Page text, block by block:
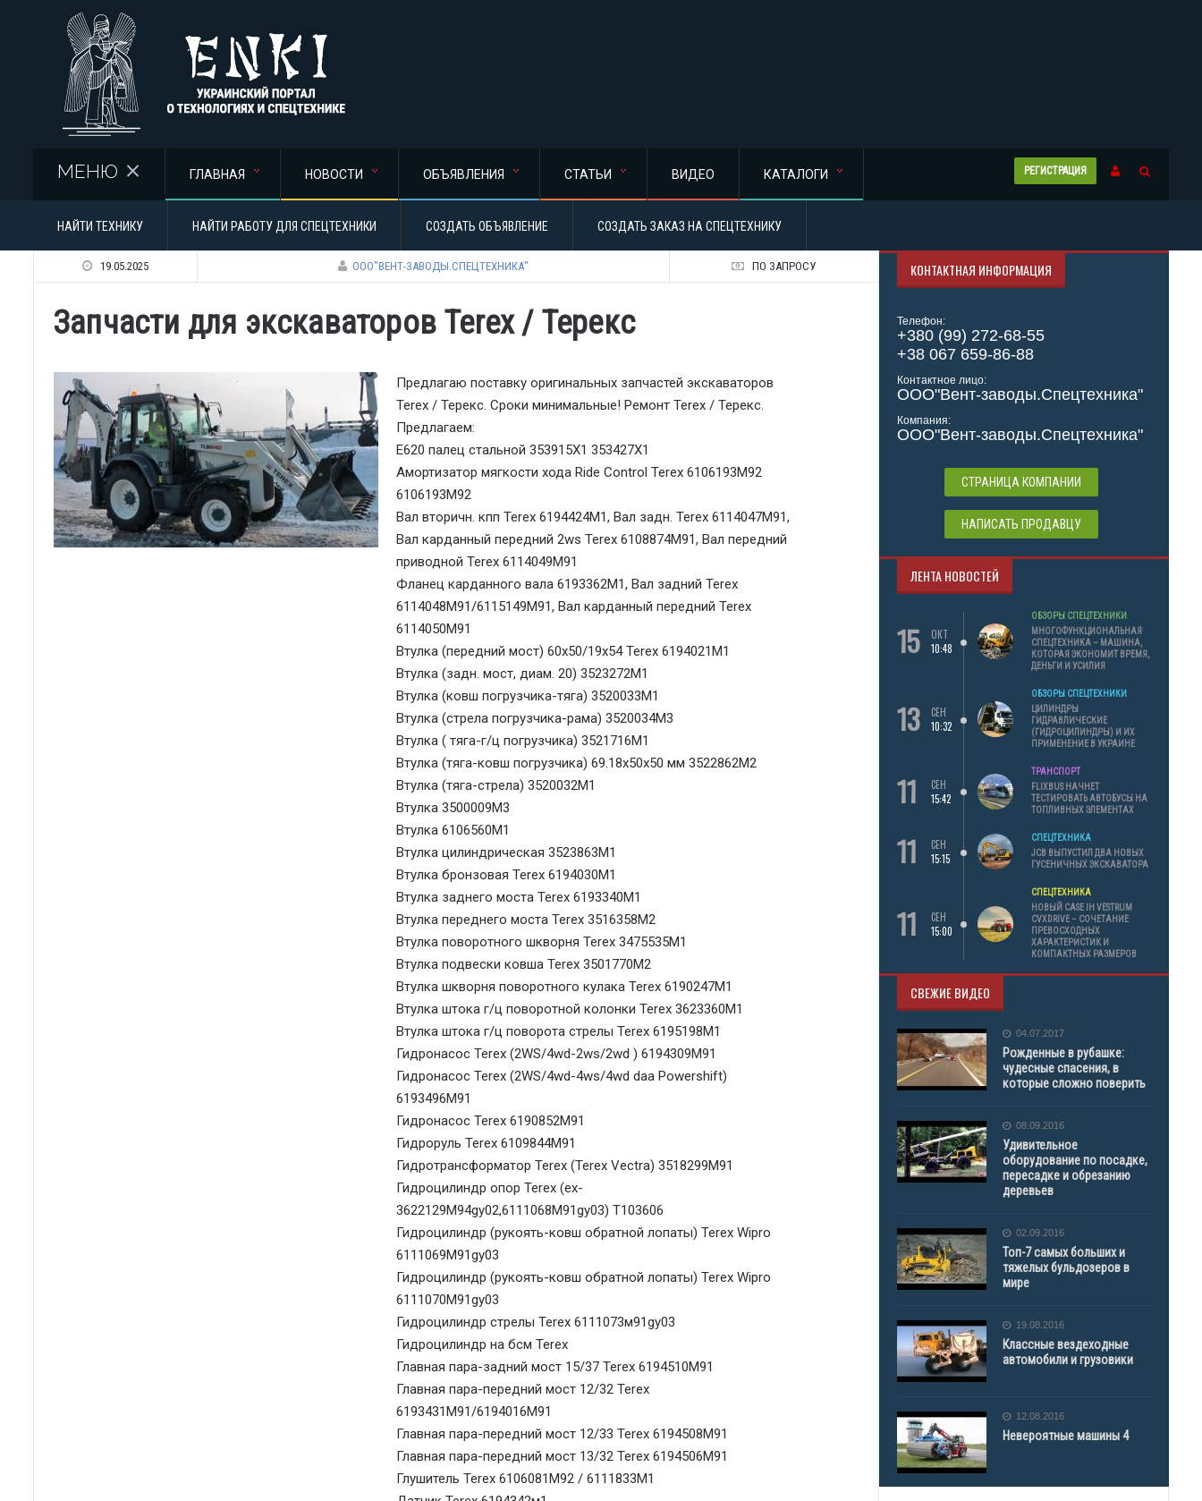
РЕГИСТРАЦИЯ
МЕНЮ ГЛАВНАЯ НОВОСТИ ОБЪЯВЛЕНИЯ СТАТЬИ ВИДЕО КАТАЛОГИ
НАЙТИ ТЕХНИКУ НАЙТИ РАБОТУ ДЛЯ СПЕЦТЕХНИКИ СОЗДАТЬ ОБЪЯВЛЕНИЕ СОЗДАТЬ ЗАКАЗ НА СПЕЦТЕХНИКУ
19.05.2025 ООО"ВЕНТ-ЗАВОДЫ.СПЕЦТЕХНИКА" ПО ЗАПРОСУ
Запчасти для экскаваторов Terex / Терекс
Предлагаю поставку оригинальных запчастей экскаваторов
Terex / Терекс. Сроки минимальные! Ремонт Terex / Терекс.
Предлагаем:
Е620 палец стальной 353915Х1 353427Х1
Амортизатор мягкости хода Ride Control Terex 6106193M92
6106193M92
Вал вторичн. кпп Terex 6194424M1, Вал задн. Terex 6114047M91,
Вал карданный передний 2ws Terex 6108874M91, Вал передний
приводной Terex 6114049M91
Фланец карданного вала 6193362М1, Вал задний Terex
6114048M91/6115149M91, Вал карданный передний Terex
6114050M91
Втулка (передний мост) 60х50/19х54 Terex 6194021M1
Втулка (задн. мост, диам. 20) 3523272M1
Втулка (ковш погрузчика-тяга) 3520033M1
Втулка (стрела погрузчика-рама) 3520034M3
Втулка ( тяга-г/ц погрузчика) 3521716M1
Втулка (тяга-ковш погрузчика) 69.18х50х50 мм 3522862M2
Втулка (тяга-стрела) 3520032M1
Втулка 3500009M3
Втулка 6106560M1
Втулка цилиндрическая 3523863M1
Втулка бронзовая Terex 6194030M1
Втулка заднего моста Terex 6193340M1
Втулка переднего моста Terex 3516358M2
Втулка поворотного шкворня Terex 3475535M1
Втулка подвески ковша Terex 3501770M2
Втулка шкворня поворотного кулака Terex 6190247M1
Втулка штока г/ц поворотной колонки Terex 3623360M1
Втулка штока г/ц поворота стрелы Terex 6195198M1
Гидронасос Terex (2WS/4wd-2ws/2wd ) 6194309M91
Гидронасос Terex (2WS/4wd-4ws/4wd daa Powershift)
6193496M91
Гидронасос Terex 6190852M91
Гидроруль Terex 6109844M91
Гидротрансформатор Terex (Terex Vectra) 3518299M91
Гидроцилиндр опор Terex (ex-
3622129M94gy02,6111068M91gy03) T103606
Гидроцилиндр (рукоять-ковш обратной лопаты) Terex Wipro
6111069M91gy03
Гидроцилиндр (рукоять-ковш обратной лопаты) Terex Wipro
6111070M91gy03
Гидроцилиндр стрелы Terex 6111073м91gy03
Гидроцилиндр на бсм Terex
Главная пара-задний мост 15/37 Terex 6194510M91
Главная пара-передний мост 12/32 Terex
6193431M91/6194016M91
Главная пара-передний мост 12/33 Terex 6194508M91
Главная пара-передний мост 13/32 Terex 6194506M91
Глушитель Terex 6106081M92 / 6111833M1
КОНТАКТНАЯ ИНФОРМАЦИЯ
Телефон:
+380 (99) 272-68-55
+38 067 659-86-88
Контактное лицо:
ООО"Вент-заводы.Спецтехника"
Компания:
ООО"Вент-заводы.Спецтехника"
СТРАНИЦА КОМПАНИИ
НАПИСАТЬ ПРОДАВЦУ
ЛЕНТА НОВОСТЕЙ
15
ОКТ
10:48
ОБЗОРЫ СПЕЦТЕХНИКИ
МНОГОФУНКЦИОНАЛЬНАЯ
СПЕЦТЕХНИКА – МАШИНА,
КОТОРАЯ ЭКОНОМИТ ВРЕМЯ,
ДЕНЬГИ И УСИЛИЯ
13
СЕН
10:32
ОБЗОРЫ СПЕЦТЕХНИКИ
ЦИЛИНДРЫ
ГИДРАВЛИЧЕСКИЕ
(ГИДРОЦИЛИНДРЫ) И ИХ
ПРИМЕНЕНИЕ В УКРАИНЕ
11
СЕН
15:42
ТРАНСПОРТ
FLIXBUS НАЧНЕТ
ТЕСТИРОВАТЬ АВТОБУСЫ НА
ТОПЛИВНЫХ ЭЛЕМЕНТАХ
11
СЕН
15:15
СПЕЦТЕХНИКА
JCB ВЫПУСТИЛ ДВА НОВЫХ
ГУСЕНИЧНЫХ ЭКСКАВАТОРА
11
СЕН
15:00
СПЕЦТЕХНИКА
НОВЫЙ CASE IH VESTRUM
CVXDRIVE – СОЧЕТАНИЕ
ПРЕВОСХОДНЫХ
ХАРАКТЕРИСТИК И
КОМПАКТНЫХ РАЗМЕРОВ
СВЕЖИЕ ВИДЕО
04.07.2017
Рожденные в рубашке:
чудесные спасения, в
которые сложно поверить
08.09.2016
Удивительное
оборудование по посадке,
пересадке и обрезанию
деревьев
02.09.2016
Топ-7 самых больших и
тяжелых бульдозеров в
мире
19.08.2016
Классные вездеходные
автомобили и грузовики
12.08.2016
Невероятные машины 4